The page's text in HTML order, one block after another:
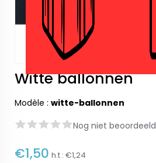
Witte ballonnen
Modèle : witte-ballonnen
Nog niet beoordeeld
€1,50 h.t : €1,24